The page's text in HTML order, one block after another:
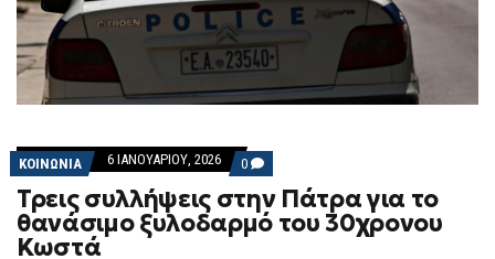
ΚΟΙΝΩΝΙΑ 6 ΙΑΝΟΥΑΡΊΟΥ, 2026 0 COMMENTS
ON
ΤΡΕΙΣ
ΣΥΛΛΉΨΕΙΣ
ΣΤΗΝ
Τρεις συλλήψεις στην Πάτρα για το
θανάσιμο ξυλοδαρμό του 30χρονου
Κωστά